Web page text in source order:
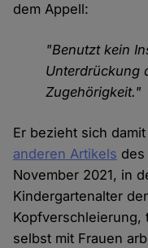
dem Appell:
"Benutzt kein
Unterdrückung
Zugehörigkeit."
Er bezieht sich
anderen Artikels
November 2021, in
Kindergartenalter
Kopfverschleierung,
selbst mit Frauen